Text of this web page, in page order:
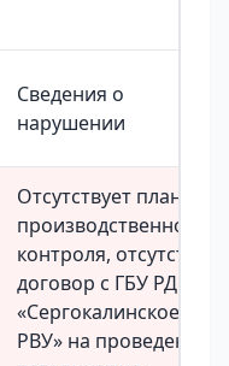
Сведения о
нарушении
Отсутствует план
производственного
контроля, отсутствует
договор с ГБУ РД
«Сергокалинское
РВУ» на проведение